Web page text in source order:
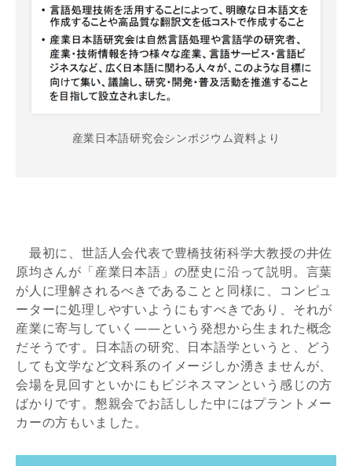
産業日本語研究会シンポジウム資料より
最初に、世話人会代表で豊橋技術科学大教授の井佐
原均さんが「産業日本語」の歴史に沿って説明。言葉
が人に理解されるべきであることと同様に、コンピュ
ーターに処理しやすいようにもすべきであり、それが
産業に寄与していく——という発想から生まれた概念
だそうです。日本語の研究、日本語学というと、どう
しても文学など文科系のイメージしか湧きませんが、
会場を見回すといかにもビジネスマンという感じの方
ばかりです。懇親会でお話しした中にはプラントメー
カーの方もいました。